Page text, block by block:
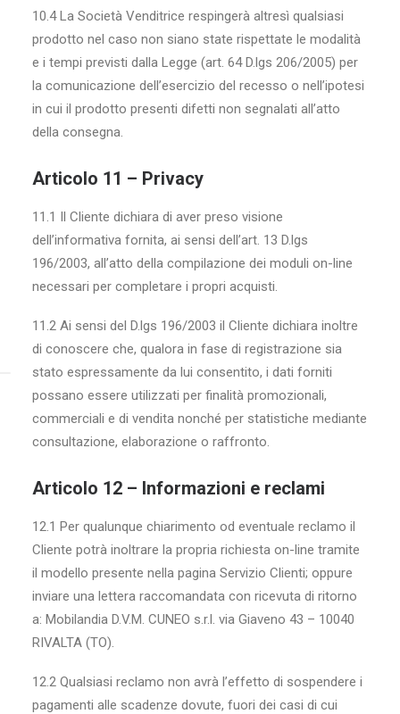
10.4 La Società Venditrice respingerà altresì qualsiasi
prodotto nel caso non siano state rispettate le modalità
e i tempi previsti dalla Legge (art. 64 D.lgs 206/2005) per
la comunicazione dell’esercizio del recesso o nell’ipotesi
in cui il prodotto presenti difetti non segnalati all’atto
della consegna.
Articolo 11 – Privacy
11.1 Il Cliente dichiara di aver preso visione
dell’informativa fornita, ai sensi dell’art. 13 D.lgs
196/2003, all’atto della compilazione dei moduli on-line
necessari per completare i propri acquisti.
11.2 Ai sensi del D.lgs 196/2003 il Cliente dichiara inoltre
di conoscere che, qualora in fase di registrazione sia
stato espressamente da lui consentito, i dati forniti
possano essere utilizzati per finalità promozionali,
commerciali e di vendita nonché per statistiche mediante
consultazione, elaborazione o raffronto.
Articolo 12 – Informazioni e reclami
12.1 Per qualunque chiarimento od eventuale reclamo il
Cliente potrà inoltrare la propria richiesta on-line tramite
il modello presente nella pagina Servizio Clienti; oppure
inviare una lettera raccomandata con ricevuta di ritorno
a: Mobilandia D.V.M. CUNEO s.r.l. via Giaveno 43 – 10040
RIVALTA (TO).
12.2 Qualsiasi reclamo non avrà l’effetto di sospendere i
pagamenti alle scadenze dovute, fuori dei casi di cui